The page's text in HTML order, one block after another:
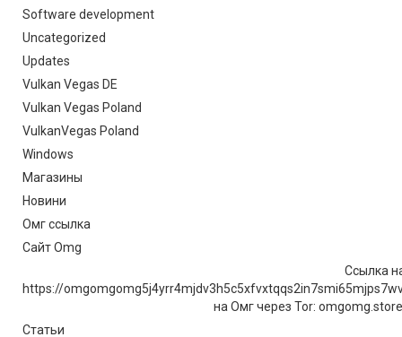
Software development
Uncategorized
Updates
Vulkan Vegas DE
Vulkan Vegas Poland
VulkanVegas Poland
Windows
Магазины
Новини
Омг ссылка
Сайт Omg
Ссылка
https://
на Омг через Tor:
Статьи